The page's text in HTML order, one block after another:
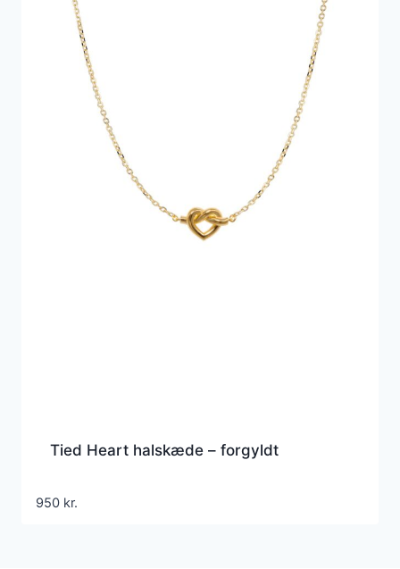
Tied Heart halskæde – forgyldt
950 kr.